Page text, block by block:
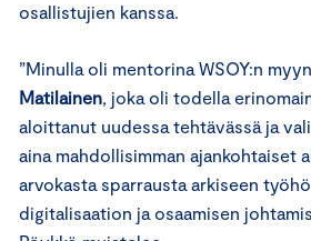
osallistujien kanssa.
”Minulla oli mentorina WSOY:n
Matilainen, joka oli todella
aloittanut uudessa tehtävässä ja
aina mahdollisimman ajankohtaiset
arvokasta sparrausta arkiseen
digitalisaation ja osaamisen